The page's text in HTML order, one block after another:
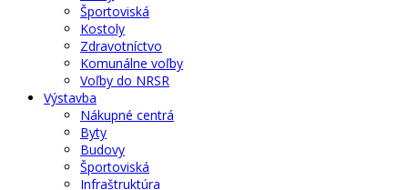
Športoviská
Kostoly
Zdravotníctvo
Komunálne voľby
Voľby do NRSR
Výstavba
Nákupné centrá
Byty
Budovy
Športoviská
Infraštruktúra